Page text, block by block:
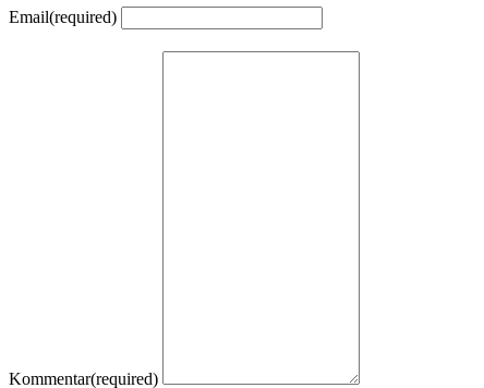
Email(required)
Kommentar(required)